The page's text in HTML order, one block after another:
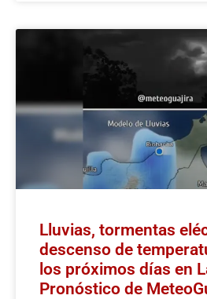
Lluvias, tormentas
descenso de
los próximos días en
Pronóstico de